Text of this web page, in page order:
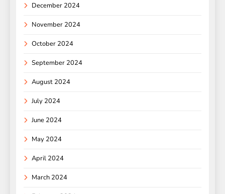
December 2024
November 2024
October 2024
September 2024
August 2024
July 2024
June 2024
May 2024
April 2024
March 2024